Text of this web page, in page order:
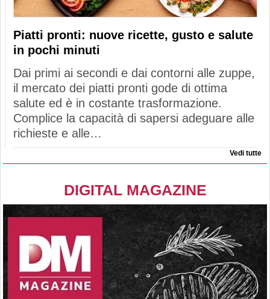
Piatti pronti: nuove ricette, gusto e salute
in pochi minuti
Dai primi ai secondi e dai contorni alle zuppe,
il mercato dei piatti pronti gode di ottima
salute ed è in costante trasformazione.
Complice la capacità di sapersi adeguare alle
richieste e alle…
Vedi tutte
DIGITAL MAGAZINE